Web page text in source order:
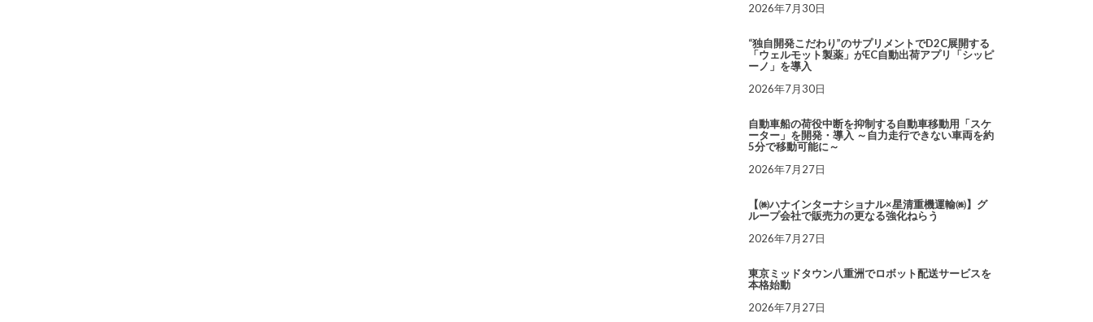
2026年7月30日
“独自開発こだわり”のサプリメントでD2C展開する
「ウェルモット製薬」がEC自動出荷アプリ「シッピ
ーノ」を導入
2026年7月30日
自動車船の荷役中断を抑制する自動車移動用「スケ
ーター」を開発・導入 ～自力走行できない車両を約
5分で移動可能に～
2026年7月27日
【㈱ハナインターナショナル×星清重機運輸㈱】グ
ループ会社で販売力の更なる強化ねらう
2026年7月27日
東京ミッドタウン八重洲でロボット配送サービスを
本格始動
2026年7月27日